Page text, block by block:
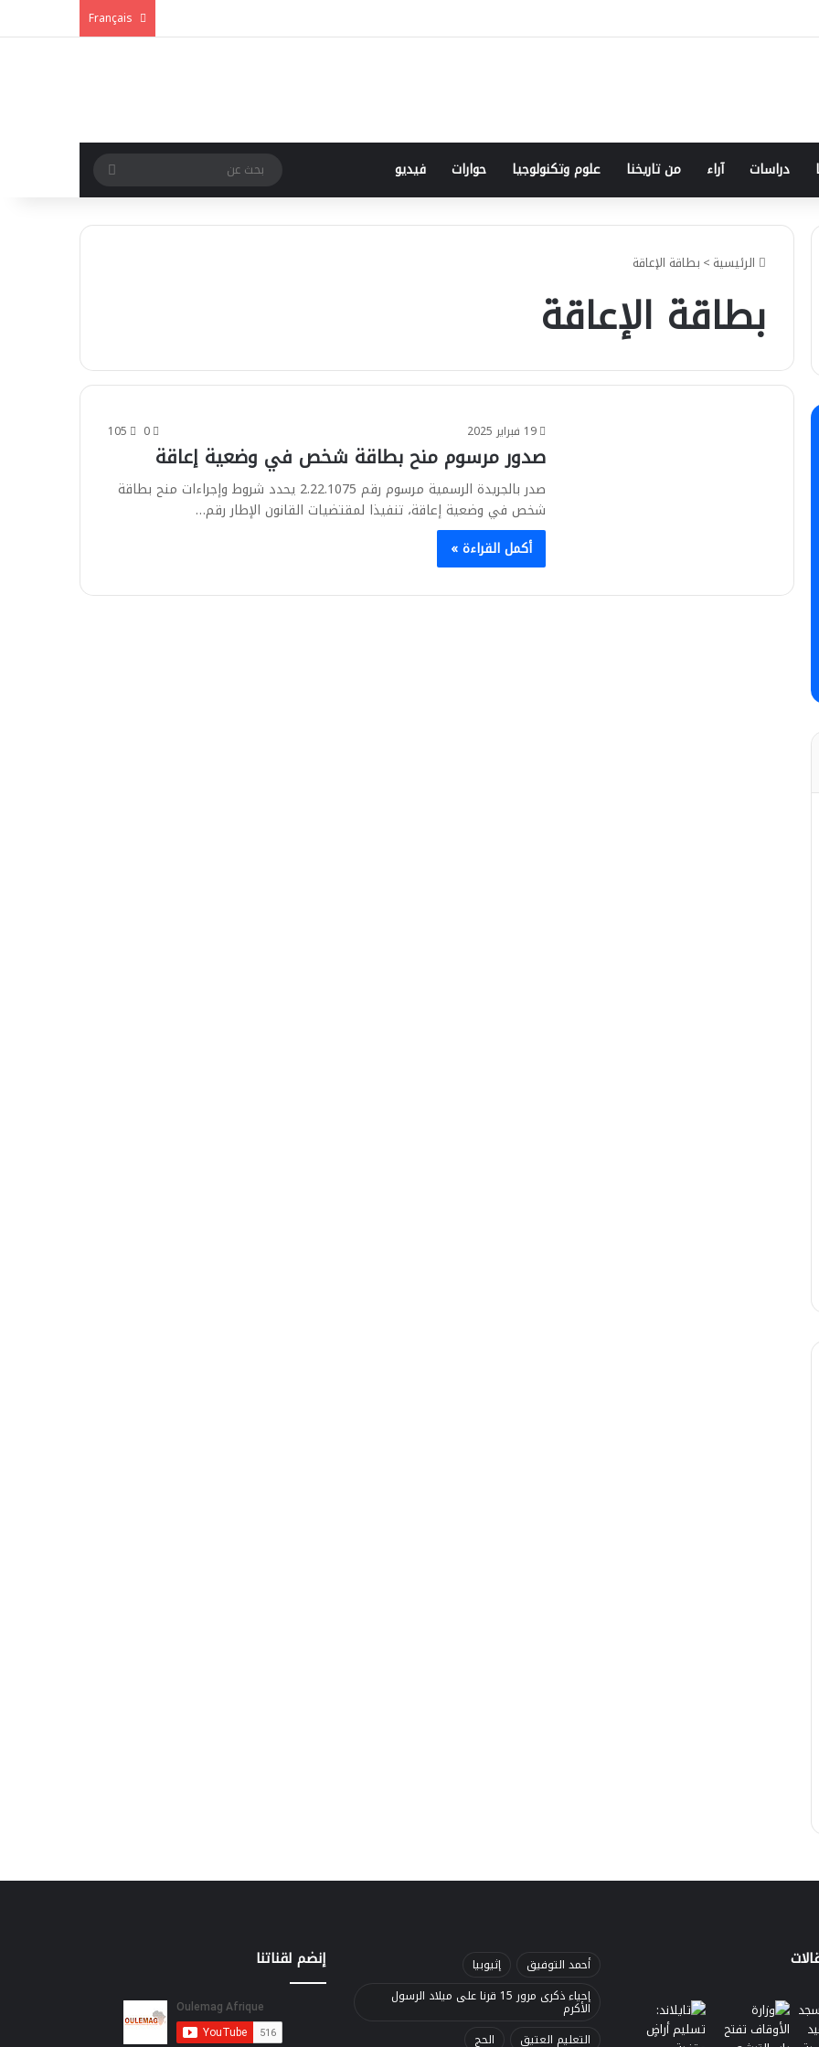
دراسات آراء من تاريخنا علوم وتكنولوجيا حوارات فيديو
عن
الرئيسية > بطاقة الإعاقة
بطاقة الإعاقة
19 فبراير 2025 0
105
صدور مرسوم منح بطاقة شخص في وضعية إعاقة
صدر بالجريدة الرسمية مرسوم رقم 2.22.1075 يحدد شروط وإجراءات منح بطاقة
شخص في وضعية إعاقة، تنفيذا لمقتضيات القانون الإطار رقم…
أكمل القراءة »
أحمد التوفيق
إثيوبيا
إحياء ذكرى مرور 15 قرنا على ميلاد الرسول
الأكرم
التعليم العتيق
الحج
إنضم لقناتنا